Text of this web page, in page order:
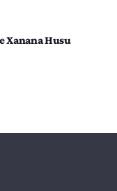
Xanana Husu